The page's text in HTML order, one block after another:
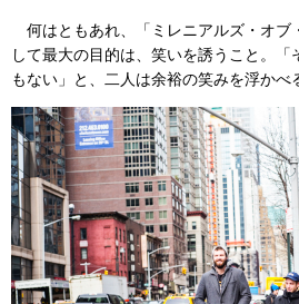
何はともあれ、「ミレニアルズ・オブ
して最大の目的は、笑いを誘うこと。
もない」と、二人は余裕の笑みを浮かべ